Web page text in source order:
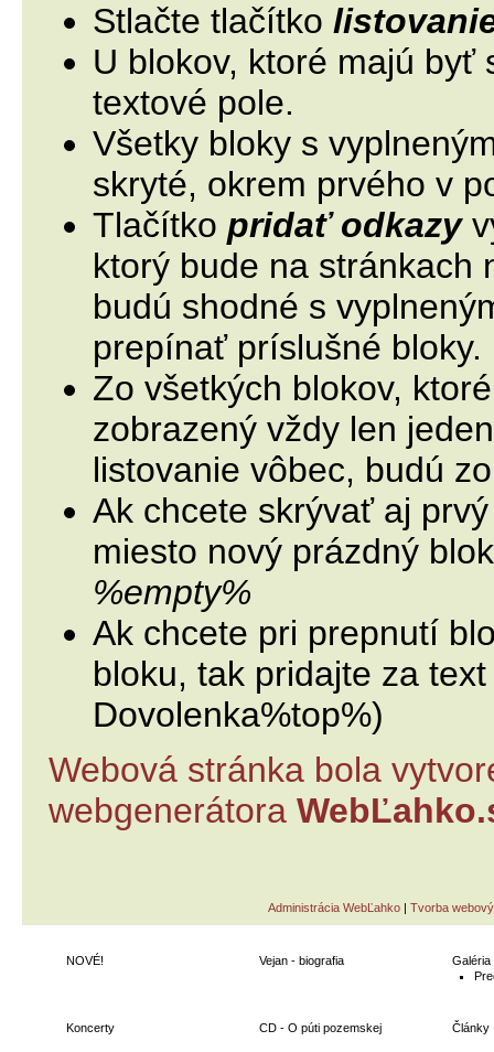
Stlačte tlačítko
U blokov, ktoré majú byť
textové pole.
Všetky bloky s
skryté, okrem prvého v
Tlačítko pridať odkazy
ktorý bude na stránkach
budú shodné s
prepínať príslušné bloky.
Zo všetkých blokov,
zobrazený vždy len
listovanie vôbec, budú
Ak chcete skrývať aj
miesto nový prázdný
%empty%
Ak chcete pri prepnutí
bloku, tak pridajte za
Dovolenka%top%)
Webová stránka bola
webgenerátora
Administrácia WebĽahko | Tvorba
NOVÉ! Vejan - biografia
Galéria
Koncerty CD - O púti pozemskej Články